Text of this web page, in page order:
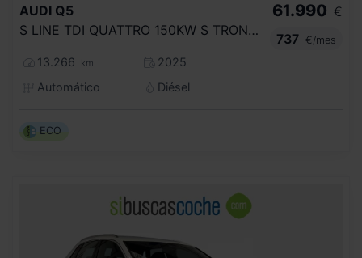
AUDI Q5
S LINE TDI QUATTRO 150KW S TRONIC
13.266 km
2025
Automático
Diésel
61.990 €
737
€/mes
ECO